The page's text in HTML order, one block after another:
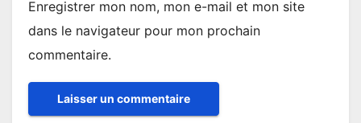
Enregistrer mon nom, mon e-mail et mon site
dans le navigateur pour mon prochain
commentaire.